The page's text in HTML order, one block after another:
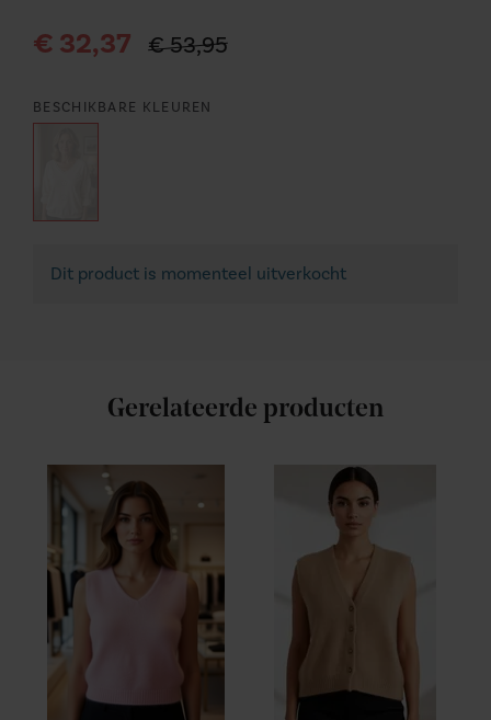
€ 32,37 € 53,95
BESCHIKBARE KLEUREN
Dit product is momenteel uitverkocht
Gerelateerde producten